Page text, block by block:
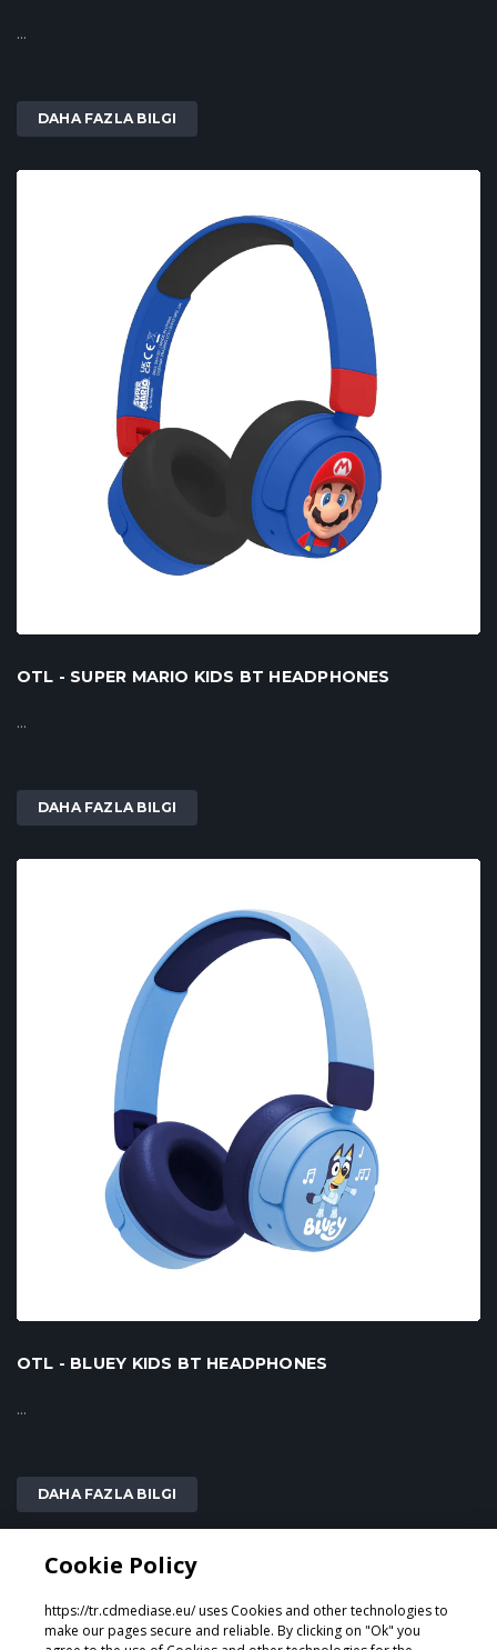
...
DAHA FAZLA BILGI
OTL - SUPER MARIO KIDS BT HEADPHONES
...
DAHA FAZLA BILGI
OTL - BLUEY KIDS BT HEADPHONES
...
DAHA FAZLA BILGI
2
Cookie Policy
https://tr.cdmediase.eu/ uses Cookies and other technologies to
make our pages secure and reliable. By clicking on "Ok" you